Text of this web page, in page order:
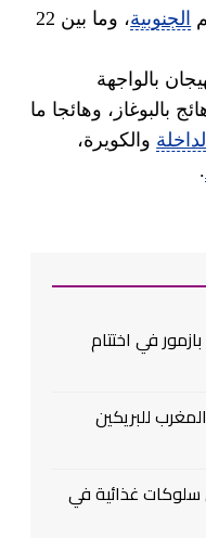
الجنوبية
، وما بين 22
بالواجهة
بالبوغاز، وهائجا ما
والكويرة،
.
في اختتام
للبريكين
غذائية في